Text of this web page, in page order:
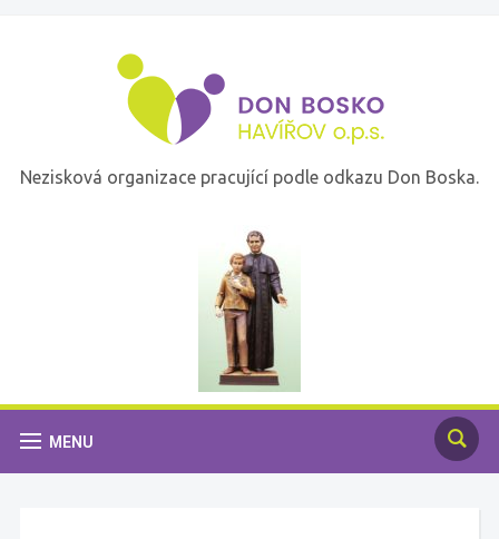
Nezisková organizace pracující podle odkazu Don Boska.
MENU